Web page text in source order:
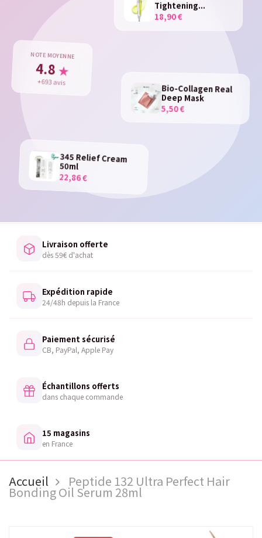
Tightening...
18,90 €
345 Relief Cream
50ml
22,86 €
Bio-Collagen Real
Deep Mask
5,50 €
NOTE MOYENNE
4.8 ★
+693 avis
Livraison offerte
dès 59€ d'achat
Expédition rapide
24/48h depuis la France
Paiement sécurisé
CB, PayPal, Apple Pay
Échantillons offerts
dans chaque commande
15 magasins
en France
Accueil Peptide 132 Ultra Perfect Hair
Bonding Oil Serum 28ml